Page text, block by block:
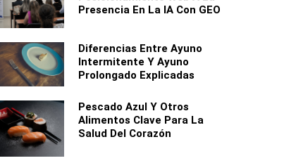
Presencia En La IA Con GEO
Diferencias Entre Ayuno
Intermitente Y Ayuno
Prolongado Explicadas
Pescado Azul Y Otros
Alimentos Clave Para La
Salud Del Corazón